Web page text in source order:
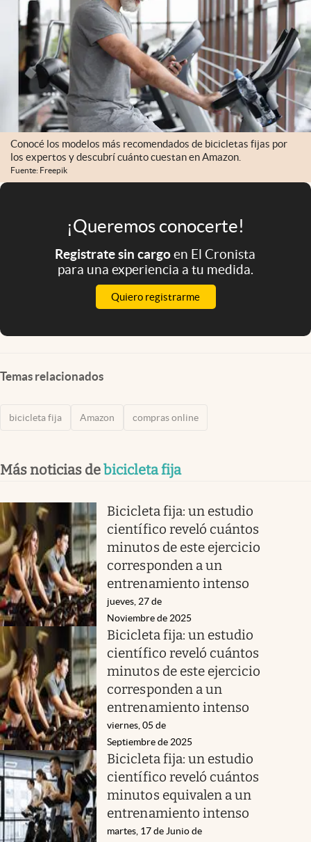
Eventos Corporativos
El Cronista Studio
Mediakit
abre en nueva pestaña
Argentina
Conocé los modelos más recomendados de bicicletas fijas por
los expertos y descubrí cuánto cuestan en Amazon.
Fuente: Freepik
¡Queremos conocerte!
Registrate sin cargoen El Cronista
para una experiencia a tu medida.
Quiero registrarme
Temas relacionados
bicicleta fija Amazon compras online
Más noticias debicicleta fija
Bicicleta fija: un estudio
científico reveló cuántos
minutos de este ejercicio
corresponden a un
entrenamiento intenso
jueves, 27 de
Noviembre de 2025
Bicicleta fija: un estudio
científico reveló cuántos
minutos de este ejercicio
corresponden a un
entrenamiento intenso
viernes, 05 de
Septiembre de 2025
Bicicleta fija: un estudio
científico reveló cuántos
minutos equivalen a un
entrenamiento intenso
martes, 17 de Junio de